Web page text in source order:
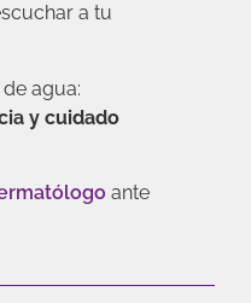
a tu
agua:
y cuidado
ante